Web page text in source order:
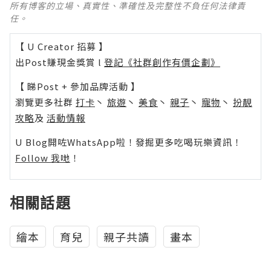
所有博客的立場、真實性、準確性及完整性不負任何法律責
任。
【 U Creator 招募 】
出Post賺現金獎賞 l 登記《社群創作有價企劃》
【 睇Post + 參加品牌活動 】
瀏覽更多社群 打卡 丶 旅遊 丶 美食 丶 親子 丶 寵物 丶 扮靚
攻略及 活動情報
U Blog開咗WhatsApp啦！發掘更多吃喝玩樂資訊！
Follow 我哋 ！
相關話題
繪本 育兒 親子共讀 畫本